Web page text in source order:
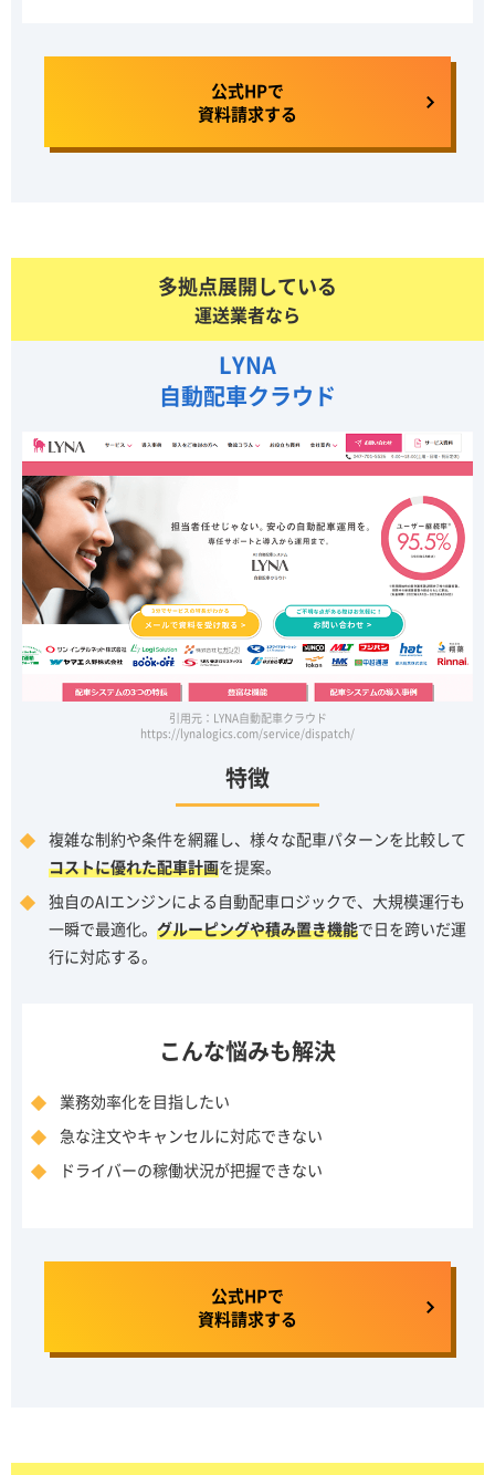
公式HPで
資料請求する
多拠点展開している
運送業者なら
LYNA
自動配車クラウド
引用元：LYNA自動配車クラウド
https://lynalogics.com/service/dispatch/
特徴
複雑な制約や条件を網羅し、様々な配車パターンを比較して
コストに優れた配車計画を提案。
独自のAIエンジンによる自動配車ロジックで、大規模運行も
一瞬で最適化。 グルーピングや積み置き機能で日を跨いだ運
行に対応する。
こんな悩みも解決
業務効率化を目指したい
急な注文やキャンセルに対応できない
ドライバーの稼働状況が把握できない
公式HPで
資料請求する